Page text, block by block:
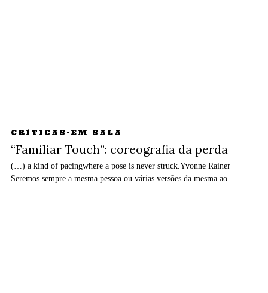
CRÍTICAS · EM SALA
“Familiar Touch”: coreografia da perda
(…) a kind of pacingwhere a pose is never struck.Yvonne Rainer
Seremos sempre a mesma pessoa ou várias versões da mesma ao…